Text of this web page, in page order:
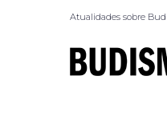
Atualidades sobre